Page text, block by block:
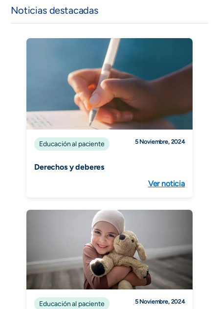
Noticias destacadas
Educación al paciente 5 Noviembre, 2024
Derechos y deberes
Ver noticia
Educación al paciente 5 Noviembre, 2024